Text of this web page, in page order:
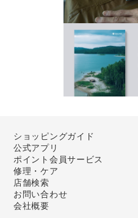
ショッピングガイド
公式アプリ
ポイント会員サービス
修理・ケア
店舗検索
お問い合わせ
会社概要